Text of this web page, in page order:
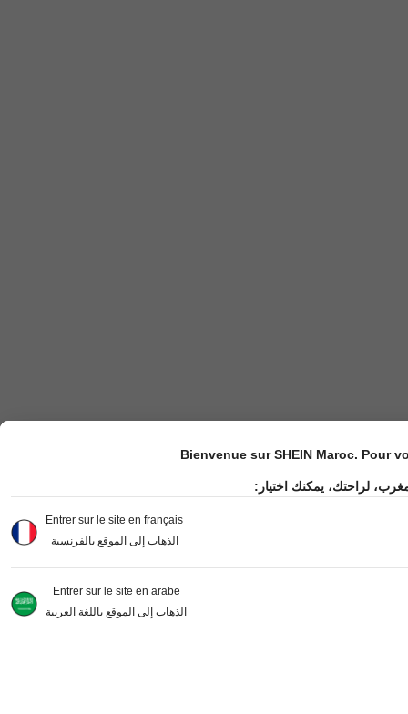
Bienvenue sur SHEIN Maroc. Pour
لراحتك، يمكنك اختيار:
Entrer sur le site en français
الذهاب إلى الموقع بالفرنسية
Entrer sur le site en arabe
الذهاب إلى الموقع باللغة العربية